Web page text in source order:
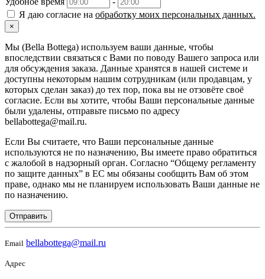
Я даю согласие на обработку моих персональных данных.
×
Мы (Bella Bottega) используем ваши данные, чтобы
впоследствии связаться с Вами по поводу Вашего запроса или
для обсуждения заказа. Данные хранятся в нашей системе и
доступны некоторым нашим сотрудникам (или продавцам, у
которых сделан заказ) до тех пор, пока вы не отзовёте своё
согласие. Если вы хотите, чтобы Ваши персональные данные
были удалены, отправьте письмо по адресу
bellabottega@mail.ru.
Если Вы считаете, что Ваши персональные данные
используются не по назначению, Вы имеете право обратиться
с жалобой в надзорный орган. Согласно “Общему регламенту
по защите данных” в ЕС мы обязаны сообщить Вам об этом
праве, однако мы не планируем использовать Ваши данные не
по назначению.
Отправить
Email bellabottega@mail.ru
Адрес